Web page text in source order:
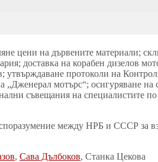
цени на дървените материали;
доставка на корабен дизелов
протоколи на
мотърс“; осигуряване на
съвещания на специалистите по
между НРБ и СССР за
, Сава Дълбоков, Станка Цекова